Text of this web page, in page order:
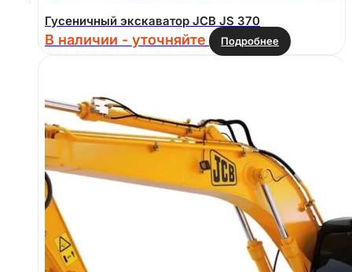
Гусеничный экскаватор JCB JS 370
В наличии - уточняйте Подробнее